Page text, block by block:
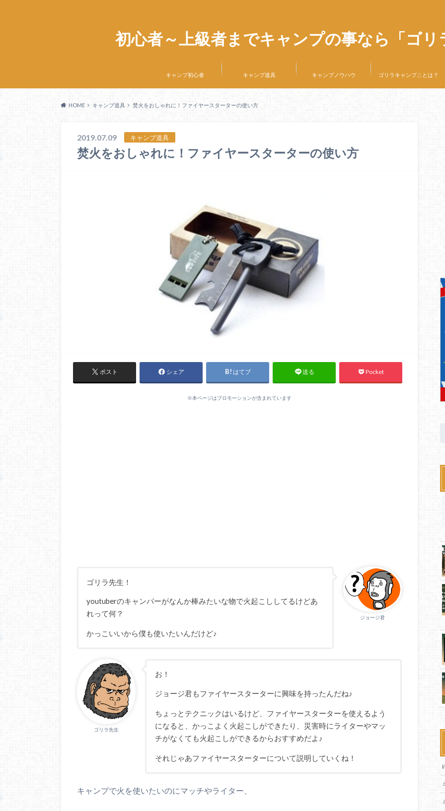
初心者～上級者までキャンプの事なら「ゴ
キャンプ初心者 キャンプ道具 キャンプノウハウ ゴリラキャンプ△とは？
HOME キャンプ道具 焚火をおしゃれに！ファイヤースターターの使い方
2019.07.09 キャンプ道具
焚火をおしゃれに！ファイヤースターターの使い方
ポスト シェア はてブ 送る Pocket
※本ページはプロモーションが含まれています
ジョージ君
ゴリラ先生！
youtuberのキャンパーがなんか棒みたいな物で火起こししてるけどあ
れって何？
かっこいいから僕も使いたいんだけど♪
ゴリラ先生
お！
ジョージ君もファイヤースターターに興味を持ったんだね♪
ちょっとテクニックはいるけど、ファイヤースターターを使えるよう
になると、かっこよく火起こしができたり、災害時にライターやマッ
チがなくても火起こしができるからおすすめだよ♪
それじゃあファイヤースターターについて説明していくね！
キャンプで火を使いたいのにマッチやライター、